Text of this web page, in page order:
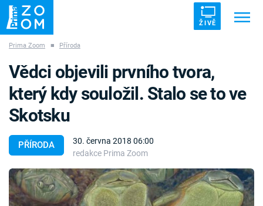
ŽIVĚ
ZÁHADY VETŘELCI DÁVNOVĚKU
Témata
Témata
Prima Zoom ■ Příroda
PŘÍRODA
30. června 2018 06:00
redakce Prima Zoom
Vědci objevili prvního tvora,
který kdy souložil. Stalo se to ve
Skotsku